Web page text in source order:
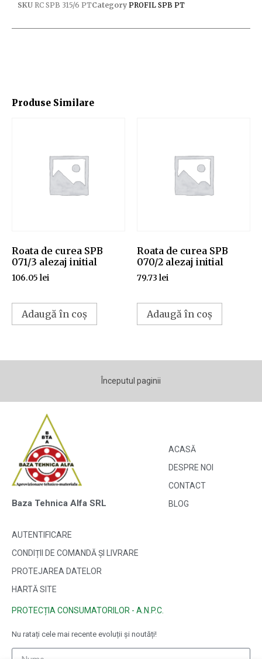
Produse Similare
Roata de curea SPB
071/3 alezaj initial
106.05 lei
Adaugă în coș
Roata de curea SPB
070/2 alezaj initial
79.73 lei
Adaugă în coș
SKU RC SPB 315/6 PTCategory PROFIL SPB PT
Începutul paginii
Baza Tehnica Alfa SRL
ACASĂ
DESPRE NOI
CONTACT
BLOG
AUTENTIFICARE
CONDIȚII DE COMANDĂ ȘI LIVRARE
PROTEJAREA DATELOR
HARTĂ SITE
PROTECȚIA CONSUMATORILOR - A.N.P.C.
Nu ratați cele mai recente evoluții și noutăți!